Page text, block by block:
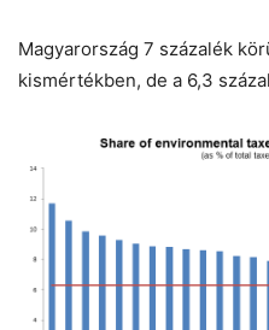
Magyarország 7 százalék
kismértékben, de a 6,3